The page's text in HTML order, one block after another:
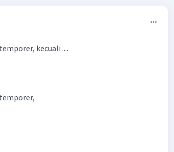
kecuali ....